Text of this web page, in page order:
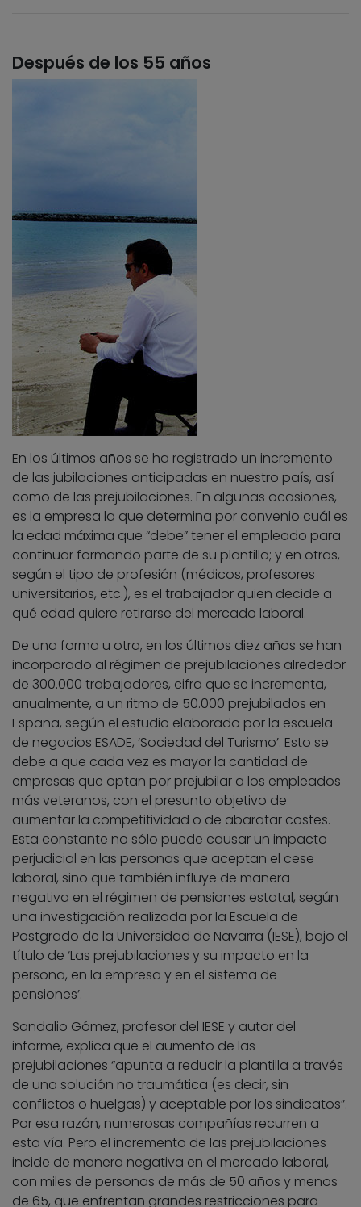
Después de los 55 años
En los últimos años se ha registrado un incremento
de las jubilaciones anticipadas en nuestro país, así
como de las prejubilaciones. En algunas ocasiones,
es la empresa la que determina por convenio cuál es
la edad máxima que “debe” tener el empleado para
continuar formando parte de su plantilla; y en otras,
según el tipo de profesión (médicos, profesores
universitarios, etc.), es el trabajador quien decide a
qué edad quiere retirarse del mercado laboral.
De una forma u otra, en los últimos diez años se han
incorporado al régimen de prejubilaciones alrededor
de 300.000 trabajadores, cifra que se incrementa,
anualmente, a un ritmo de 50.000 prejubilados en
España, según el estudio elaborado por la escuela
de negocios ESADE, ‘Sociedad del Turismo’. Esto se
debe a que cada vez es mayor la cantidad de
empresas que optan por prejubilar a los empleados
más veteranos, con el presunto objetivo de
aumentar la competitividad o de abaratar costes.
Esta constante no sólo puede causar un impacto
perjudicial en las personas que aceptan el cese
laboral, sino que también influye de manera
negativa en el régimen de pensiones estatal, según
una investigación realizada por la Escuela de
Postgrado de la Universidad de Navarra (IESE), bajo el
título de ‘Las prejubilaciones y su impacto en la
persona, en la empresa y en el sistema de
pensiones’.
Sandalio Gómez, profesor del IESE y autor del
informe, explica que el aumento de las
prejubilaciones “apunta a reducir la plantilla a través
de una solución no traumática (es decir, sin
conflictos o huelgas) y aceptable por los sindicatos”.
Por esa razón, numerosas compañías recurren a
esta vía. Pero el incremento de las prejubilaciones
incide de manera negativa en el mercado laboral,
con miles de personas de más de 50 años y menos
de 65, que enfrentan grandes restricciones para